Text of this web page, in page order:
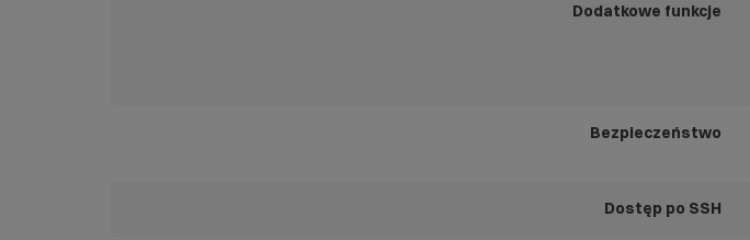
Dodatkowe funkcje
Bezpieczeństwo
Dostęp po SSH